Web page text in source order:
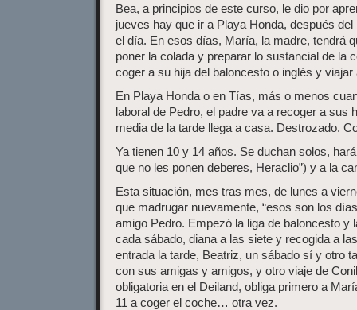
Bea, a principios de este curso, le dio por
jueves hay que ir a Playa Honda, después
el día. En esos días, María, la madre, tendrá
poner la colada y preparar lo sustancial de la
coger a su hija del baloncesto o inglés y viajar
En Playa Honda o en Tías, más o menos
laboral de Pedro, el padre va a recoger a sus
media de la tarde llega a casa. Destrozado.
Ya tienen 10 y 14 años. Se duchan solos,
que no les ponen deberes, Heraclio”) y a la
Esta situación, mes tras mes, de lunes a
que madrugar nuevamente, “esos son los
amigo Pedro. Empezó la liga de baloncesto y
cada sábado, diana a las siete y recogida a
entrada la tarde, Beatriz, un sábado sí y otro
con sus amigas y amigos, y otro viaje de
obligatoria en el Deiland, obliga primero a
11 a coger el coche… otra vez.